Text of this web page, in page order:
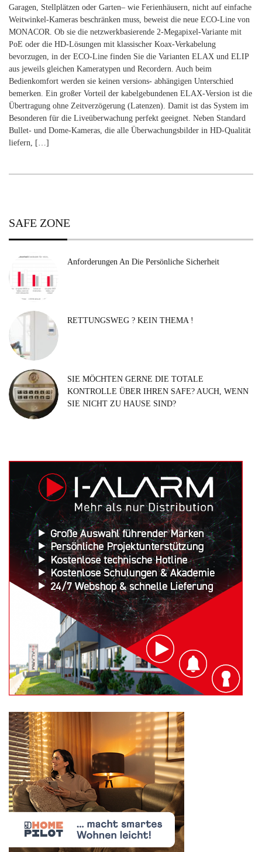
Garagen, Stellplätzen oder Garten– wie Ferienhäusern, nicht auf einfache
Weitwinkel-Kameras beschränken muss, beweist die neue ECO-Line von
MONACOR. Ob sie die netzwerkbasierende 2-Megapixel-Variante mit
PoE oder die HD-Lösungen mit klassischer Koax-Verkabelung
bevorzugen, in der ECO-Line finden Sie die Varianten ELAX und ELIP
aus jeweils gleichen Kameratypen und Recordern. Auch beim
Bedienkomfort werden sie keinen versions- abhängigen Unterschied
bemerken. Ein großer Vorteil der kabelgebundenen ELAX-Version ist die
Übertragung ohne Zeitverzögerung (Latenzen). Damit ist das System im
Besonderen für die Liveüberwachung perfekt geeignet. Neben Standard
Bullet- und Dome-Kameras, die alle Überwachungsbilder in HD-Qualität
liefern, […]
SAFE ZONE
Anforderungen An Die Persönliche Sicherheit
RETTUNGSWEG ? KEIN THEMA !
SIE MÖCHTEN GERNE DIE TOTALE
KONTROLLE ÜBER IHREN SAFE? AUCH, WENN
SIE NICHT ZU HAUSE SIND?